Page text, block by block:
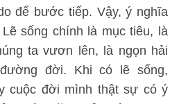
để bước tiếp. Vậy, ý nghĩa
sống chính là mục tiêu, là
ta vươn lên, là ngọn hải
đời. Khi có lẽ sống,
cuộc đời mình thật sự có ý